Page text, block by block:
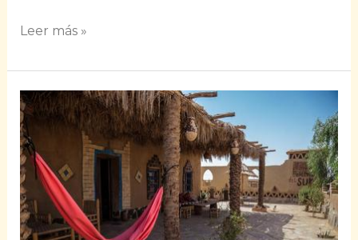
Leer más »
Tour
5
dias
por
Marruecos
Desde
Tanger